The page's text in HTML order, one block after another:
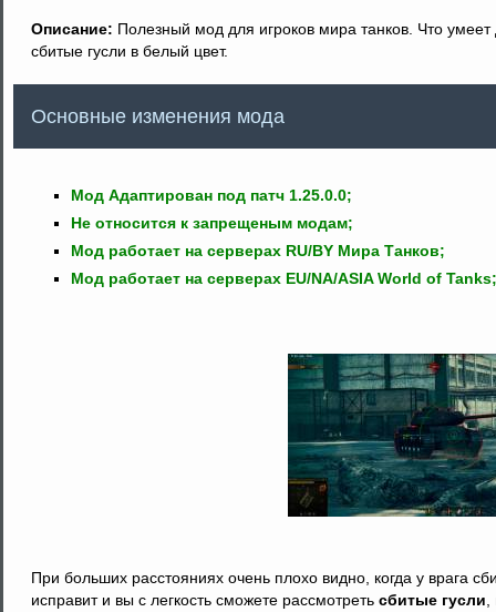
Описание: Полезный мод для игроков мира танков. Что
сбитые гусли в белый цвет.
Основные изменения мода
Мод Адаптирован под патч 1.25.0.0;
Не относится к запрещеным модам;
Мод работает на серверах RU/BY Мира Танков;
Мод работает на серверах EU/NA/ASIA World of Tanks;
При больших расстояниях очень плохо видно, когда у врага
исправит и вы с легкость сможете рассмотреть сбитые гусли